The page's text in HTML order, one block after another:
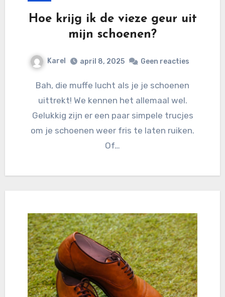
Hoe krijg ik de vieze geur uit
mijn schoenen?
Karel april 8, 2025 Geen reacties
Bah, die muffe lucht als je je schoenen
uittrekt! We kennen het allemaal wel.
Gelukkig zijn er een paar simpele trucjes
om je schoenen weer fris te laten ruiken.
Of…